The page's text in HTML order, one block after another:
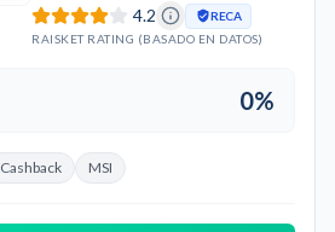
4.2
RECA
RAISKET RATING (BASADO EN DATOS)
0%
Cashback MSI